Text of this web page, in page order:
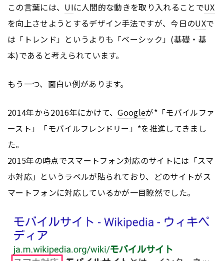
この言葉には、 UIに人間的な動きを取り入れることでUX
を向上させようとするデザイン手法ですが、今日のUXで
は「トレンド」というよりも「ベーシック」(基礎・基
本)であると考えられています。
もう一つ、面白い例があります。
2014年から2016年にかけて、Googleが*「モバイルファ
ースト」「モバイルフレンドリー」*を推進してきまし
た。
2015年の時点でスマートフォン対応のサイトには「スマ
ホ対応」というラベルが貼られており、どのサイトがス
マートフォンに対応しているかが一目瞭然でした。